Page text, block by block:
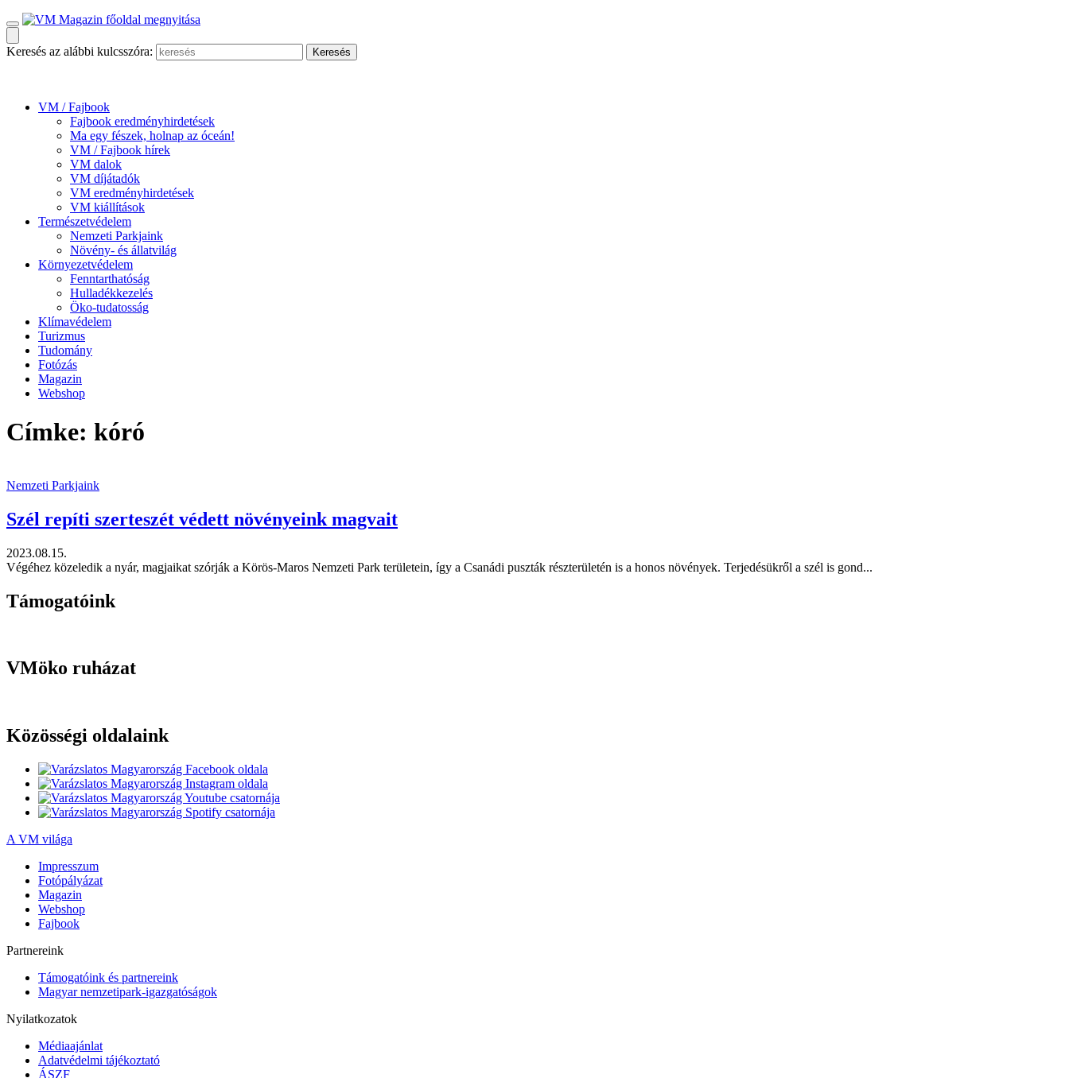
Keresés az alábbi kulcsszóra:
VM / Fajbook
Fajbook eredményhirdetések
Ma egy fészek, holnap az óceán!
VM / Fajbook hírek
VM dalok
VM díjátadók
VM eredményhirdetések
VM kiállítások
Természetvédelem
Nemzeti Parkjaink
Növény- és állatvilág
Környezetvédelem
Fenntarthatóság
Hulladékkezelés
Öko-tudatosság
Klímavédelem
Turizmus
Tudomány
Fotózás
Magazin
Webshop
Címke: kóró
Nemzeti Parkjaink
Szél repíti szerteszét védett növényeink magvait
2023.08.15.
Végéhez közeledik a nyár, magjaikat szórják a Körös-Maros Nemzeti Park területein, így a Csanádi puszták részterületén is a honos növények. Terjedésükről a szél is gond...
Támogatóink
VMöko ruházat
Közösségi oldalaink
A VM világa
Impresszum
Fotópályázat
Magazin
Webshop
Fajbook
Partnereink
Támogatóink és partnereink
Magyar nemzetipark-igazgatóságok
Nyilatkozatok
Médiaajánlat
Adatvédelmi tájékoztató
ÁSZF